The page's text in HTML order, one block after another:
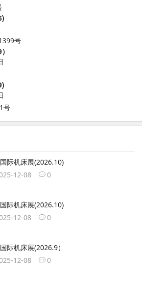
号
号
际机床展(2026.10)
12-08
0
际机床展(2026.10)
12-08
0
际机床展(2026.9）
12-08
0